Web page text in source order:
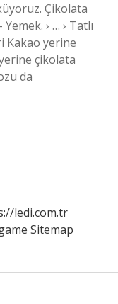
Çikolata
› … › Tatlı
Kakao yerine
çikolata
da
ledi.com.tr
Sitemap